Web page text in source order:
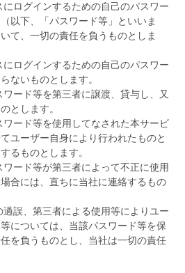
にログインするための自己のパスワー
以下、「パスワード等」といいま
て、一切の責任を負うものとしま
ログインするための自己のパスワー
ないものとします。
ード等を第三者に譲渡、貸与し、又
とします。
ワード等を使用してなされた本サービ
ユーザー自身により行われたものと
るものとします。
ード等が第三者によって不正に使用
合には、直ちに当社に連絡するもの
誤、第三者による使用等によりユー
については、当該パスワード等を保
を負うものとし、当社は一切の責任